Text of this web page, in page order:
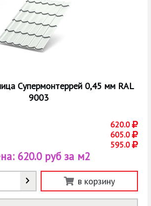
Супермонтеррей 0,45 мм RAL
9003
620.0
605.0
595.0
620.0 руб за м2
в корзину